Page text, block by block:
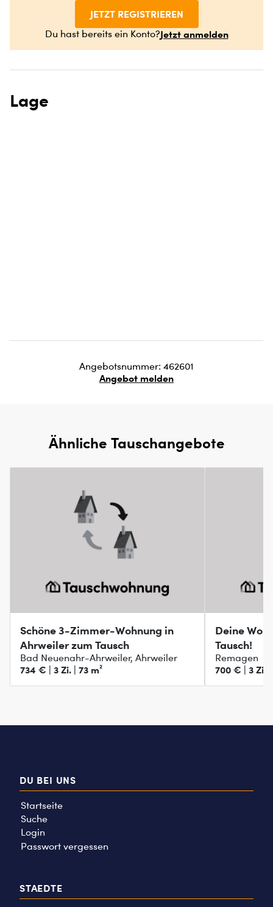
JETZT REGISTRIEREN
Du hast bereits ein Konto?Jetzt anmelden
Lage
Angebotsnummer: 462601
Angebot melden
Ähnliche Tauschangebote
Schöne 3-Zimmer-Wohnung in
Ahrweiler zum Tausch
Bad Neuenahr-Ahrweiler, Ahrweiler
734 € | 3 Zi. | 73 m²
Deine
Tausch!
Remagen
700 € | 3 Zi. |
DU BEI UNS
Startseite
Suche
Login
Passwort vergessen
STAEDTE